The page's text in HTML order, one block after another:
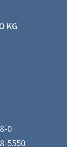
KG
0
5550